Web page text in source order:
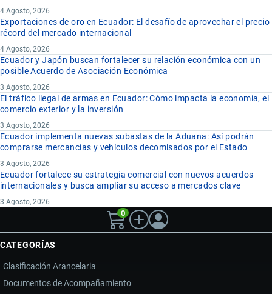
4 Agosto, 2026
Exportaciones de oro en Ecuador: El desafío de aprovechar el precio
récord del mercado internacional
4 Agosto, 2026
Ecuador y Japón buscan fortalecer su relación económica con un
posible Acuerdo de Asociación Económica
3 Agosto, 2026
El tráfico ilegal de armas en Ecuador: Cómo impacta la economía, el
comercio exterior y la inversión
3 Agosto, 2026
Ecuador implementa nuevas subastas de la Aduana: Así podrán
comprarse mercancías y vehículos decomisados por el Estado
3 Agosto, 2026
Ecuador fortalece su estrategia comercial con nuevos acuerdos
internacionales y busca ampliar su acceso a mercados clave
3 Agosto, 2026
0
CATEGORÍAS
Clasificación Arancelaria
Documentos de Acompañamiento